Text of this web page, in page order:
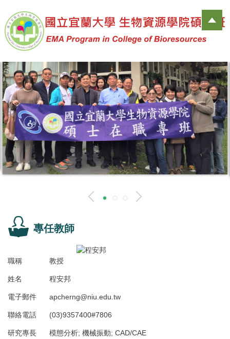
到
主
要
容
區
專任教師
職稱 教授
姓名 程安邦
電子郵件 apcherng@niu.edu.tw
聯絡電話 (03)9357400#7806
研究專長 模態分析; 機械振動; CAD/CAE